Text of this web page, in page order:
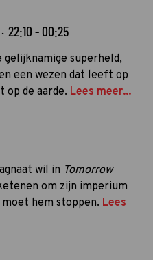
22:10 - 00:25
gelijknamige superheld,
een wezen dat leeft op
op de aarde. Lees meer...
wil in Tomorrow
om zijn imperium
hem stoppen. Lees